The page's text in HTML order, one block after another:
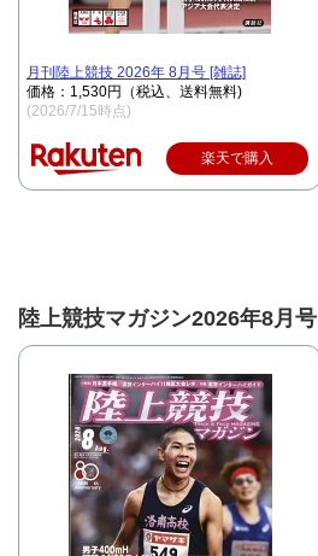
月刊陸上競技 2026年 8月号 [雑誌]
価格：1,530円（税込、送料無料)
(2026/7/15時点)
楽天で購入
陸上競技マガジン2026年8月号